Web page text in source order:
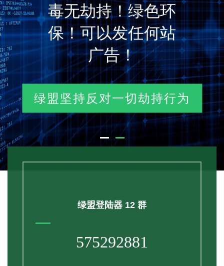
毒无劫持！绿色环
保！可以发任何站
广告！
绿盟坚持反对一切劫持行为
绿盟登陆器 12 群
575292881